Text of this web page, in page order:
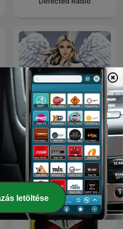
Hedkandi Radio
letöltése